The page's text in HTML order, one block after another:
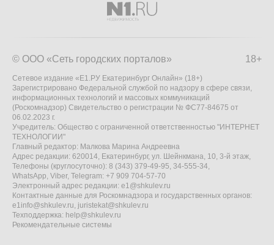
18+
© ООО «Сеть городских порталов»
Сетевое издание «Е1.РУ Екатеринбург Онлайн» (18+)
Зарегистрировано Федеральной службой по надзору в сфере связи,
информационных технологий и массовых коммуникаций
(Роскомнадзор) Свидетельство о регистрации № ФС77-84675 от
06.02.2023 г.
Учредитель: Общество с ограниченной ответственностью "ИНТЕРНЕТ
ТЕХНОЛОГИИ"
Главный редактор: Малкова Марина Андреевна
Адрес редакции: 620014, Екатеринбург, ул. Шейнкмана, 10, 3-й этаж,
Телефоны (круглосуточно): 8 (343) 379-49-95, 34-555-34,
WhatsApp, Viber, Telegram: +7 909 704-57-70
Электронный адрес редакции: e1@shkulev.ru
Контактные данные для Роскомнадзора и государственных органов:
e1info@shkulev.ru, juristekat@shkulev.ru
Техподдержка: help@shkulev.ru
Рекомендательные системы